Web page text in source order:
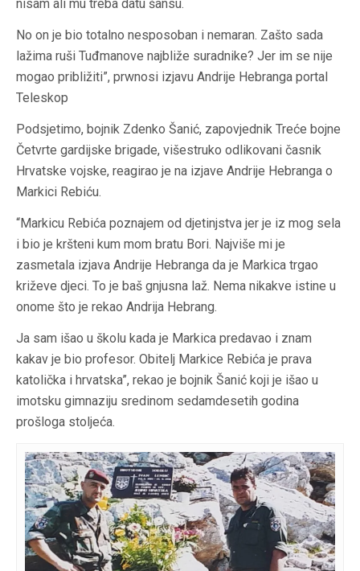
nisam ali mu treba datu šansu.
No on je bio totalno nesposoban i nemaran. Zašto sada
lažima ruši Tuđmanove najbliže suradnike? Jer im se nije
mogao približiti”, prwnosi izjavu Andrije Hebranga portal
Teleskop
Podsjetimo, bojnik Zdenko Šanić, zapovjednik Treće bojne
Četvrte gardijske brigade, višestruko odlikovani časnik
Hrvatske vojske, reagirao je na izjave Andrije Hebranga o
Markici Rebiću.
“Markicu Rebića poznajem od djetinjstva jer je iz mog sela
i bio je kršteni kum mom bratu Bori. Najviše mi je
zasmetala izjava Andrije Hebranga da je Markica trgao
križeve djeci. To je baš gnjusna laž. Nema nikakve istine u
onome što je rekao Andrija Hebrang.
Ja sam išao u školu kada je Markica predavao i znam
kakav je bio profesor. Obitelj Markice Rebića je prava
katolička i hrvatska”, rekao je bojnik Šanić koji je išao u
imotsku gimnaziju sredinom sedamdesetih godina
prošloga stoljeća.